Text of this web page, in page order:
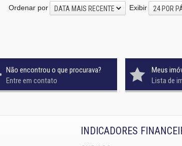
Exibir 24 POR
Ordenar por DATA MAIS RECENTE
Não encontrou o que procurava?
Entre em contato
Meus
Lista de
INDICADORES